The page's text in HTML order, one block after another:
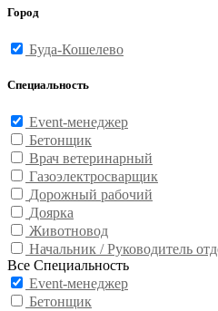
Город
Буда-Кошелево
Специальность
Event-менеджер
Бетонщик
Врач ветеринарный
Газоэлектросварщик
Дорожный рабочий
Доярка
Животновод
Начальник / Руководитель
Все Специальность
Event-менеджер
Бетонщик